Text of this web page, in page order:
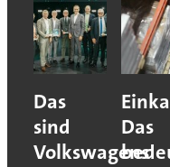
Das
sind
Volkswagens
Das